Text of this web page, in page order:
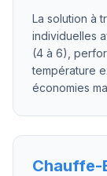
La solution à
individuelles
(4 à 6),
température
économies
Chauffe-